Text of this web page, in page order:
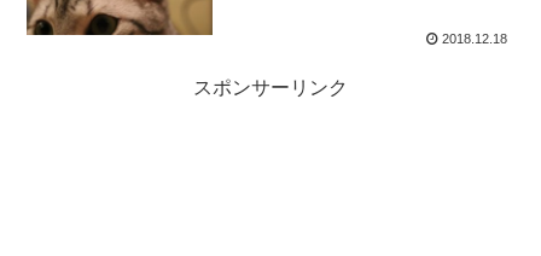
2018.12.18
スポンサーリンク